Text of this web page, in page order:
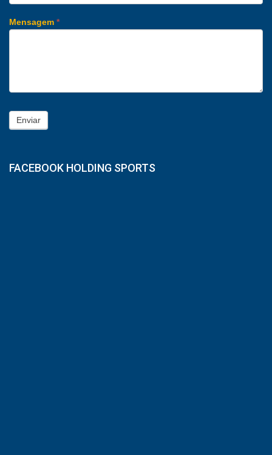
Mensagem *
Enviar
FACEBOOK HOLDING SPORTS